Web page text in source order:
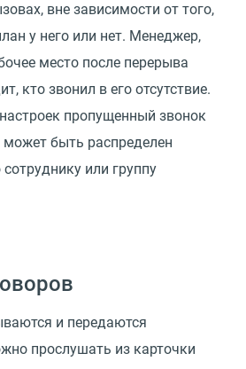
вне зависимости от того,
у него или нет. Менеджер,
место после перерыва
кто звонил в его отсутствие.
пропущенный звонок
может быть распределен
сотруднику или группу
и передаются
прослушать из карточки